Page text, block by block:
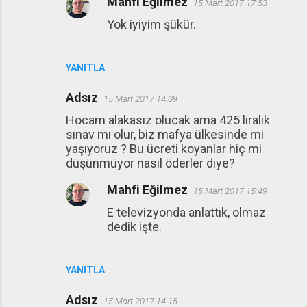
YANITLA
15 Mart 2017 17:53
Yok iyiyim şükür.
Adsız 15 Mart 2017 14:09
Hocam alakasız olucak ama 425 liralık
sınav mı olur, biz mafya ülkesinde mi
yaşıyoruz ? Bu ücreti koyanlar hiç mi
düşünmüyor nasıl öderler diye?
YANITLA
Mahfi Eğilmez 15 Mart 2017 15:49
E televizyonda anlattık, olmaz
dedik işte.
Adsız 15 Mart 2017 14:15